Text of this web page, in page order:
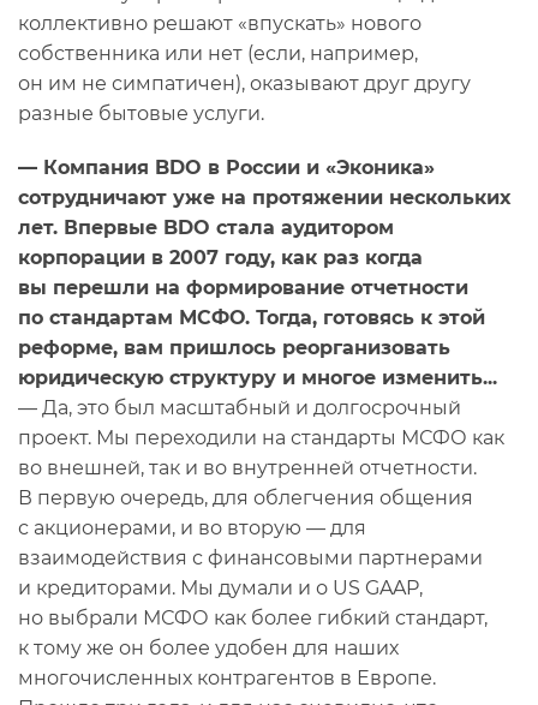
коллективно решают «впускать» нового
собственника или нет (если, например,
он им не симпатичен), оказывают друг другу
разные бытовые услуги.
— Компания BDO в России и «Эконика»
сотрудничают уже на протяжении нескольких
лет. Впервые BDO стала аудитором
корпорации в 2007 году, как раз когда
вы перешли на формирование отчетности
по стандартам МСФО. Тогда, готовясь к этой
реформе, вам пришлось реорганизовать
юридическую структуру и многое изменить...
— Да, это был масштабный и долгосрочный
проект. Мы переходили на стандарты МСФО как
во внешней, так и во внутренней отчетности.
В первую очередь, для облегчения общения
с акционерами, и во вторую — для
взаимодействия с финансовыми партнерами
и кредиторами. Мы думали и о US GAAP,
но выбрали МСФО как более гибкий стандарт,
к тому же он более удобен для наших
многочисленных контрагентов в Европе.